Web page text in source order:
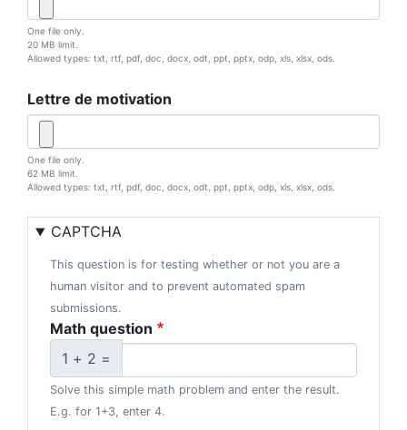
One file only.
20 MB limit.
Allowed types: txt, rtf, pdf, doc, docx, odt, ppt, pptx, odp, xls, xlsx, ods.
Lettre de motivation
One file only.
62 MB limit.
Allowed types: txt, rtf, pdf, doc, docx, odt, ppt, pptx, odp, xls, xlsx, ods.
CAPTCHA
This question is for testing whether or not you are a
human visitor and to prevent automated spam
submissions.
Math question
1 + 2 =
Solve this simple math problem and enter the result.
E.g. for 1+3, enter 4.